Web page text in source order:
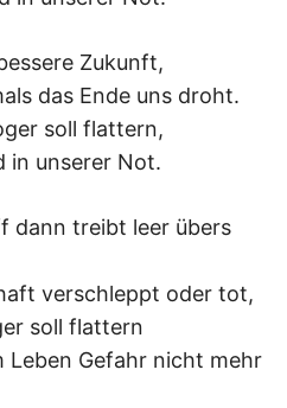
–
F
I
L
K
&
F
Zukunft,
das Ende uns droht.
soll flattern,
in unserer Not.
dann treibt leer übers
verschleppt oder tot,
soll flattern
Leben Gefahr nicht mehr